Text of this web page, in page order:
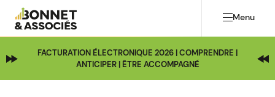
Menu
FACTURATION ÉLECTRONIQUE 2026 | COMPRENDRE |
ANTICIPER | ÊTRE ACCOMPAGNÉ